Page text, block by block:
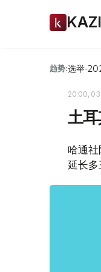
趋势:选举-
20:00, 03
土
哈通
延长多